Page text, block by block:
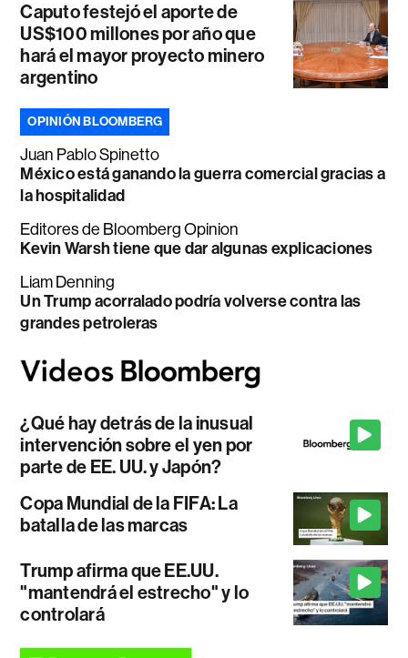
Caputo festejó el aporte de
US$100 millones por año que
hará el mayor proyecto minero
argentino
OPINIÓN BLOOMBERG
Juan Pablo Spinetto
México está ganando la guerra comercial gracias a
la hospitalidad
Editores de Bloomberg Opinion
Kevin Warsh tiene que dar algunas explicaciones
Liam Denning
Un Trump acorralado podría volverse contra las
grandes petroleras
¿Qué hay detrás de la inusual
intervención sobre el yen por
parte de EE. UU. y Japón?
Copa Mundial de la FIFA: La
batalla de las marcas
Trump afirma que EE.UU.
"mantendrá el estrecho" y lo
controlará